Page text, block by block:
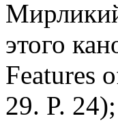
этого
Features
29. P.